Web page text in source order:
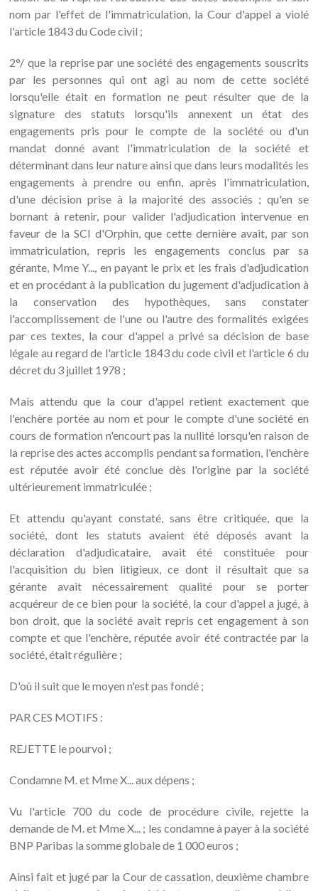
nom par l'effet de l'immatriculation, la Cour d'appel a violé
l'article 1843 du Code civil ;
2°/ que la reprise par une société des engagements souscrits
par les personnes qui ont agi au nom de cette société
lorsqu'elle était en formation ne peut résulter que de la
signature des statuts lorsqu'ils annexent un état des
engagements pris pour le compte de la société ou d'un
mandat donné avant l'immatriculation de la société et
déterminant dans leur nature ainsi que dans leurs modalités les
engagements à prendre ou enfin, après l'immatriculation,
d'une décision prise à la majorité des associés ; qu'en se
bornant à retenir, pour valider l'adjudication intervenue en
faveur de la SCI d'Orphin, que cette dernière avait, par son
immatriculation, repris les engagements conclus par sa
gérante, Mme Y..., en payant le prix et les frais d'adjudication
et en procédant à la publication du jugement d'adjudication à
la conservation des hypothèques, sans constater
l'accomplissement de l'une ou l'autre des formalités exigées
par ces textes, la cour d'appel a privé sa décision de base
légale au regard de l'article 1843 du code civil et l'article 6 du
décret du 3 juillet 1978 ;
Mais attendu que la cour d'appel retient exactement que
l'enchère portée au nom et pour le compte d'une société en
cours de formation n'encourt pas la nullité lorsqu'en raison de
la reprise des actes accomplis pendant sa formation, l'enchère
est réputée avoir été conclue dès l'origine par la société
ultérieurement immatriculée ;
Et attendu qu'ayant constaté, sans être critiquée, que la
société, dont les statuts avaient été déposés avant la
déclaration d'adjudicataire, avait été constituée pour
l'acquisition du bien litigieux, ce dont il résultait que sa
gérante avait nécessairement qualité pour se porter
acquéreur de ce bien pour la société, la cour d'appel a jugé, à
bon droit, que la société avait repris cet engagement à son
compte et que l'enchère, réputée avoir été contractée par la
société, était régulière ;
D'où il suit que le moyen n'est pas fondé ;
PAR CES MOTIFS :
REJETTE le pourvoi ;
Condamne M. et Mme X... aux dépens ;
Vu l'article 700 du code de procédure civile, rejette la
demande de M. et Mme X... ; les condamne à payer à la société
BNP Paribas la somme globale de 1 000 euros ;
Ainsi fait et jugé par la Cour de cassation, deuxième chambre